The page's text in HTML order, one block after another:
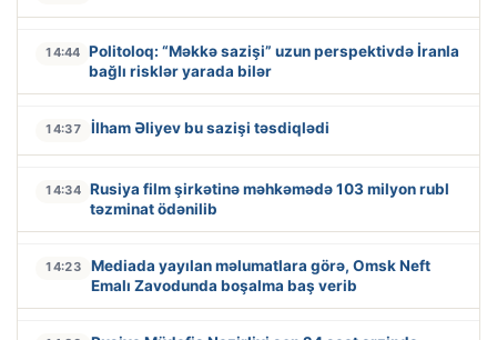
14:44 Politoloq: “Məkkə sazişi” uzun perspektivdə İranla
bağlı risklər yarada bilər
14:37 İlham Əliyev bu sazişi təsdiqlədi
14:34 Rusiya film şirkətinə məhkəmədə 103 milyon rubl
təzminat ödənilib
14:23
Mediada yayılan məlumatlara görə, Omsk Neft
Emalı Zavodunda boşalma baş verib